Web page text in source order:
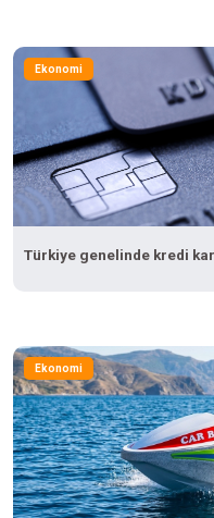
Ekonomi
Türkiye genelinde kredi
Ekonomi